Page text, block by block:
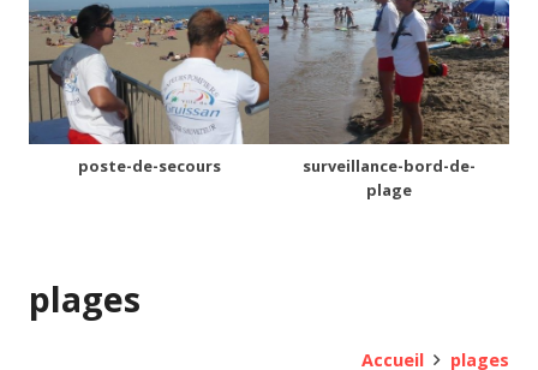
poste-de-secours
surveillance-bord-de-
plage
plages
Accueil plages